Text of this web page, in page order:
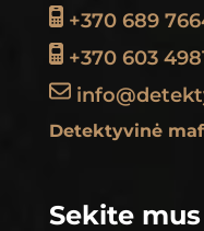
+370 689
+370 603
Detektyvinė
Sekite mus